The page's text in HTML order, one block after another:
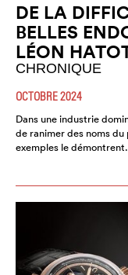
DE LA
BELLES
LÉON
CHRONIQUE
OCTOBRE 2024
Dans une industrie
de ranimer des noms
exemples le